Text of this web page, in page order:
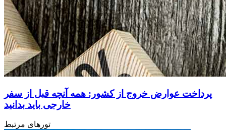
پرداخت عوارض خروج از کشور: همه آنچه قبل از سفر
خارجی باید بدانید
تورهای مرتبط